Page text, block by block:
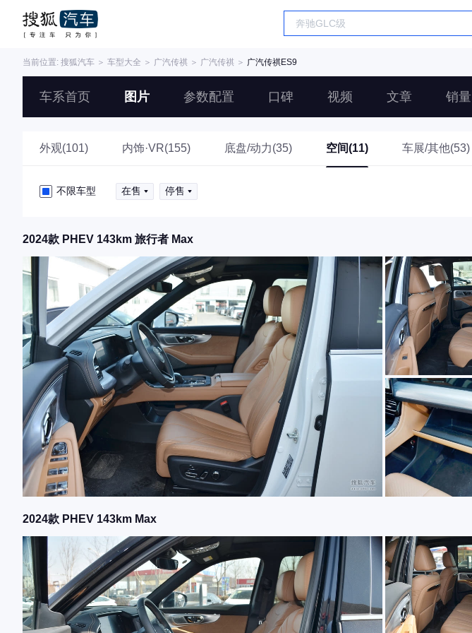
当前位置: 搜狐汽车 ＞ 车型大全 ＞ 广汽传祺 ＞ 广汽传祺 ＞ 广汽传祺ES9
车系首页 图片 参数配置 口碑 视频 文章 销量
外观(101) 内饰·VR(155) 底盘/动力(35) 空间(11) 车展/其他(53)
不限车型 在售 停售
2024款 PHEV 143km 旅行者 Max
2024款 PHEV 143km Max